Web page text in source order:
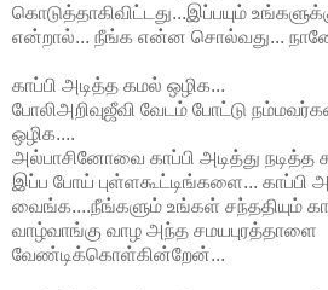
கொடுத்தாகிவிட்டது...இப்பயும்
என்றால்... நீங்க என்ன சொல்வது...
காப்பி அடித்த கமல் ஒழிக...
போலிஅறிவுஜீவி வேடம் போட்டு
ஒழிக....
அல்பாசினோவை காப்பி அடித்து நடித்த
இப்ப போய் புள்ளகூட்டிங்களை... காப்பி
வைங்க....நீங்களும் உங்கள் சந்ததியும்
வாழ்வாங்கு வாழ அந்த சமயபுரத்தாளை
வேண்டிக்கொள்கின்றேன்...